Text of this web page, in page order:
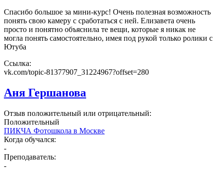
Спасибо большое за мини-курс! Очень полезная возможность
понять свою камеру с сработаться с ней. Елизавета очень
просто и понятно объяснила те вещи, которые я никак не
могла понять самостоятельно, имея под рукой только ролики с
Ютуба
Ссылка:
vk.com/topic-81377907_31224967?offset=280
Аня Гершанова
Отзыв положительный или отрицательный:
Положительный
ПИКЧА Фотошкола в Москве
Когда обучался:
-
Преподаватель:
-